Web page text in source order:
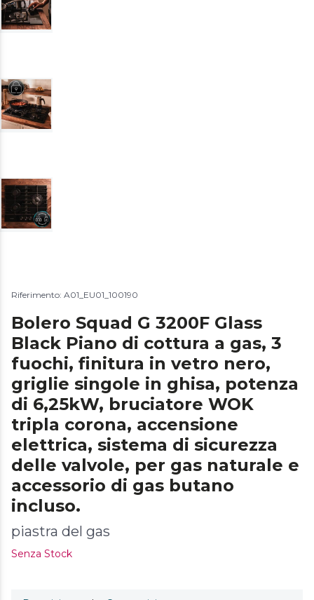
Riferimento: A01_EU01_100190
Bolero Squad G 3200F Glass
Black Piano di cottura a gas, 3
fuochi, finitura in vetro nero,
griglie singole in ghisa, potenza
di 6,25kW, bruciatore WOK
tripla corona, accensione
elettrica, sistema di sicurezza
delle valvole, per gas naturale e
accessorio di gas butano
incluso.
piastra del gas
Senza Stock